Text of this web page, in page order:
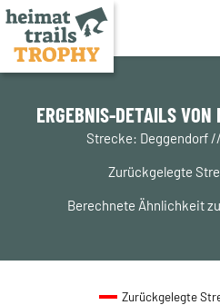
Zum
springenERGEBNIS-DETAILS VON
Strecke: Deggendorf
Zurückgelegte
Berechnete Ähnlichkeit
Zurückgelegte